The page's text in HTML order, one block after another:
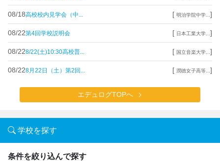
08/18高校校内見学会（中... [ 明治学院中学... ]
08/22第4回学校説明会 [ 日本工業大学... ]
08/228/22(土)10:30高校普... [ 国立音楽大学... ]
08/228月22日（土）第2回... [ 潤徳女子高等... ]
エデュログTOPへ
学校を探す
条件を絞り込んで探す